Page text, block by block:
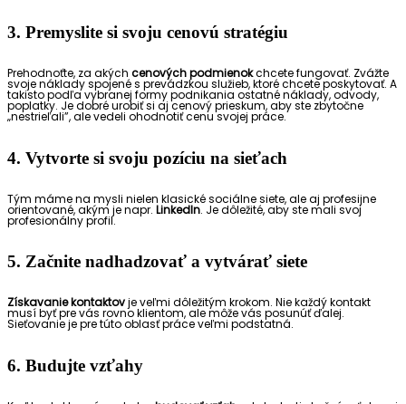
3. Premyslite si svoju cenovú stratégiu
Prehodnoťte, za akých cenových podmienokchcete fungovať. Zvážte
svoje náklady spojené s prevádzkou služieb, ktoré chcete poskytovať. A
takisto podľa vybranej formy podnikania ostatné náklady, odvody,
poplatky. Je dobré urobiť si aj cenový prieskum, aby ste zbytočne
„nestrieľali”, ale vedeli ohodnotiť cenu svojej práce.
4. Vytvorte si svoju pozíciu na sieťach
Tým máme na mysli nielen klasické sociálne siete, ale aj profesijne
orientované, akým je napr. LinkedIn. Je dôležité, aby ste mali svoj
profesionálny profil.
5. Začnite nadhadzovať a vytvárať siete
Získavanie kontaktovje veľmi dôležitým krokom. Nie každý kontakt
musí byť pre vás rovno klientom, ale môže vás posunúť ďalej.
Sieťovanie je pre túto oblasť práce veľmi podstatná.
6. Budujte vzťahy